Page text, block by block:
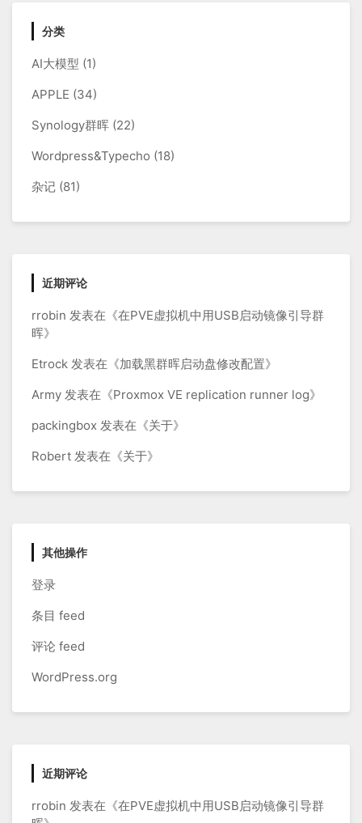
分类
AI大模型 (1)
APPLE (34)
Synology群晖 (22)
Wordpress&Typecho (18)
杂记 (81)
近期评论
rrobin 发表在《在PVE虚拟机中用USB启动镜像引导群
晖》
Etrock 发表在《加载黑群晖启动盘修改配置》
Army 发表在《Proxmox VE replication runner log》
packingbox 发表在《关于》
Robert 发表在《关于》
其他操作
登录
条目 feed
评论 feed
WordPress.org
近期评论
rrobin 发表在《在PVE虚拟机中用USB启动镜像引导群